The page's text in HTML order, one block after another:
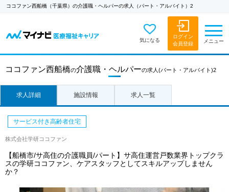
ココファン西船橋（千葉県）の介護職・ヘルパーの求人（パート・アルバイト）2
気になる
ログイン
会員登録
メニュー
ココファン西船橋の介護職・ヘルパーの求人 (パート・アルバイト)2
求人詳細 施設情報 求人一覧
サービス付き高齢者住宅
株式会社学研ココファン
【船橋市/サ高住の介護職員/パート】サ高住運営戸数業界トップクラ
スの学研ココファン、ケアスタッフとしてスキルアップしません
か？